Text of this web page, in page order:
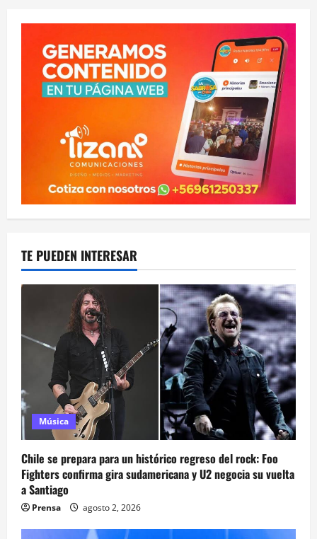
TE PUEDEN INTERESAR
Música
Chile se prepara para un histórico regreso del rock: Foo
Fighters confirma gira sudamericana y U2 negocia su vuelta
a Santiago
Prensa agosto 2, 2026